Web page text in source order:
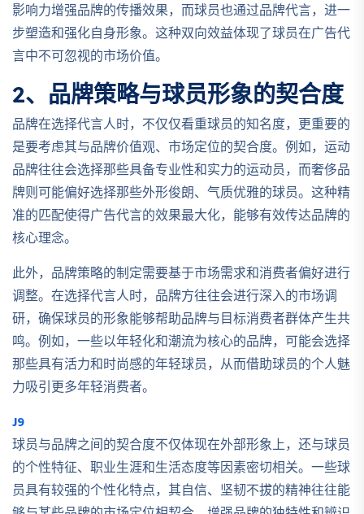
影响力增强品牌的传播效果，而球员也通过品牌代言，进一
步塑造和强化自身形象。这种双向效益体现了球员在广告代
言中不可忽视的市场价值。
2、品牌策略与球员形象的契合度
品牌在选择代言人时，不仅仅看重球员的知名度，更重要的
是要考虑其与品牌价值观、市场定位的契合度。例如，运动
品牌往往会选择那些具备专业性和实力的运动员，而奢侈品
牌则可能偏好选择那些外形俊朗、气质优雅的球员。这种精
准的匹配使得广告代言的效果最大化，能够有效传达品牌的
核心理念。
此外，品牌策略的制定需要基于市场需求和消费者偏好进行
调整。在选择代言人时，品牌方往往会进行深入的市场调
研，确保球员的形象能够帮助品牌与目标消费者群体产生共
鸣。例如，一些以年轻化和潮流为核心的品牌，可能会选择
那些具有活力和时尚感的年轻球员，从而借助球员的个人魅
力吸引更多年轻消费者。
J9
球员与品牌之间的契合度不仅体现在外部形象上，还与球员
的个性特征、职业生涯和生活态度等因素密切相关。一些球
员具有较强的个性化特点，其自信、坚韧不拔的精神往往能